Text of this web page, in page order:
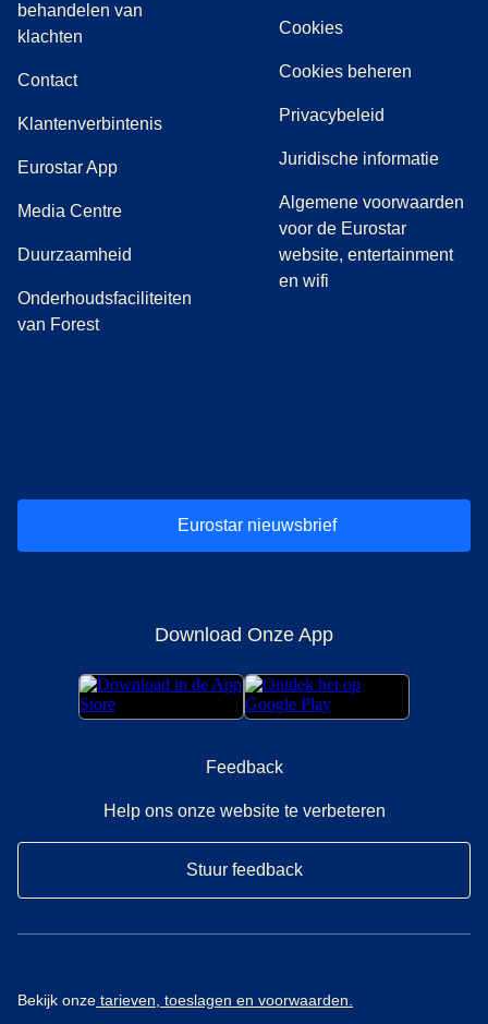
behandelen van
klachten
Contact
Klantenverbintenis
Eurostar App
Media Centre( opent in een nieuwe tab)
Duurzaamheid
Onderhoudsfaciliteiten
van Forest
Cookies
Cookies beheren
Privacybeleid
Juridische informatie
Algemene voorwaarden
voor de Eurostar
website, entertainment
en wifi
Eurostar nieuwsbrief
Download Onze App
Feedback
Help ons onze website te verbeteren
Stuur feedback
Bekijk onze tarieven, toeslagen en voorwaarden.